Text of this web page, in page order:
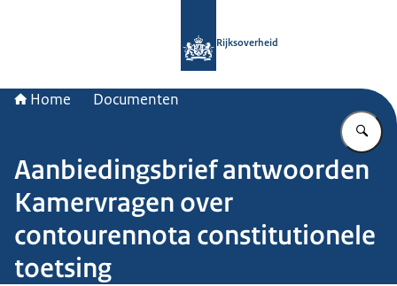
Rijksoverheid
Home Documenten
Aanbiedingsbrief antwoorden
Kamervragen over
contourennota constitutionele
toetsing